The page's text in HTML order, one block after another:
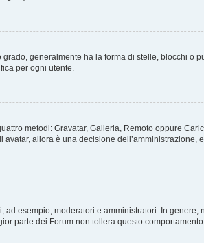
generalmente ha la forma di stelle, blocchi o
per ogni utente.
metodi: Gravatar, Galleria, Remoto oppure
allora è una decisione dell’amministrazione,
esempio, moderatori e amministratori. In genere,
parte dei Forum non tollera questo comportamento